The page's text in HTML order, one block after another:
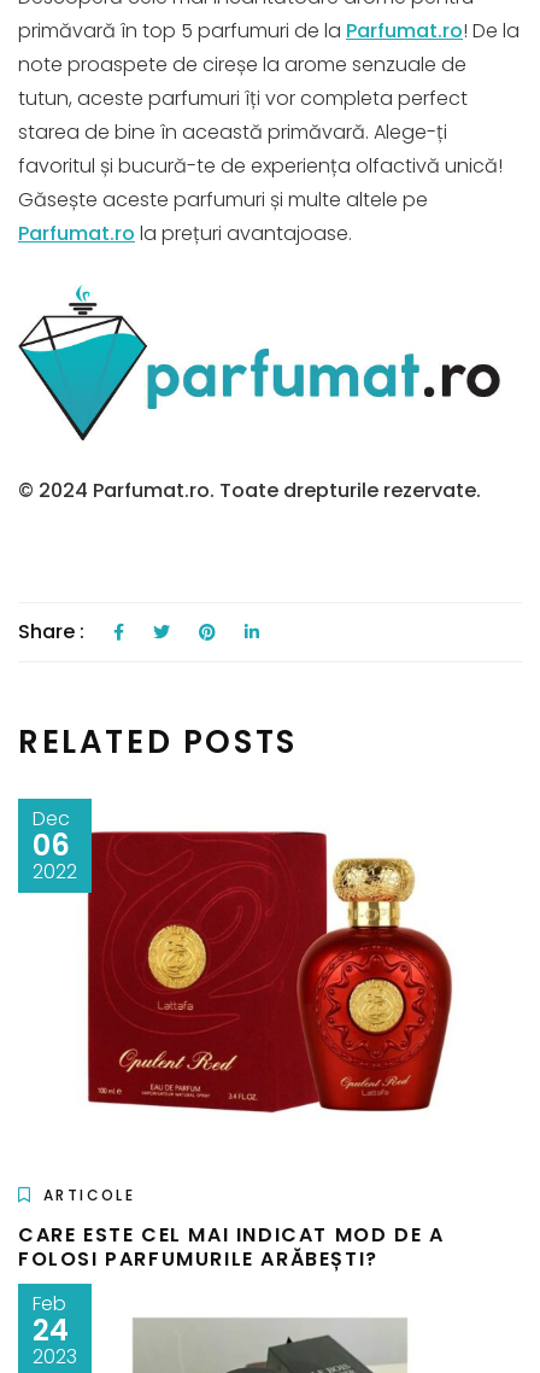
primăvară în top 5 parfumuri de la Parfumat.ro! De la
note proaspete de cireșe la arome senzuale de
tutun, aceste parfumuri îți vor completa perfect
starea de bine în această primăvară. Alege-ți
favoritul și bucură-te de experiența olfactivă unică!
Găsește aceste parfumuri și multe altele pe
Parfumat.ro la prețuri avantajoase.
© 2024 Parfumat.ro. Toate drepturile rezervate.
Share :
RELATED POSTS
Dec
06
2022
ARTICOLE
CARE ESTE CEL MAI INDICAT MOD DE A
FOLOSI PARFUMURILE ARĂBEȘTI?
Feb
24
2023